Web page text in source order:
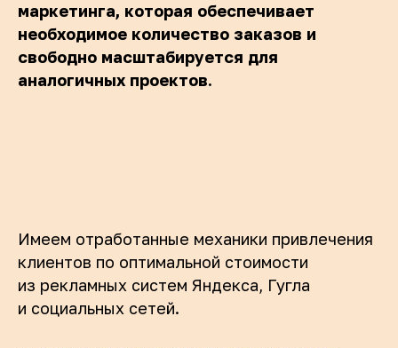
маркетинга, которая обеспечивает
необходимое количество заказов и
свободно масштабируется для
аналогичных проектов.
Имеем отработанные механики привлечения
клиентов по оптимальной стоимости
из рекламных систем Яндекса, Гугла
и социальных сетей.